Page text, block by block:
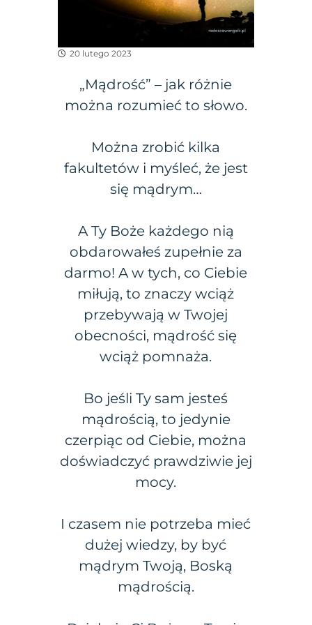
20 lutego 2023
„Mądrość” – jak różnie
można rozumieć to słowo.
Można zrobić kilka
fakultetów i myśleć, że jest
się mądrym…
A Ty Boże każdego nią
obdarowałeś zupełnie za
darmo! A w tych, co Ciebie
miłują, to znaczy wciąż
przebywają w Twojej
obecności, mądrość się
wciąż pomnaża.
Bo jeśli Ty sam jesteś
mądrością, to jedynie
czerpiąc od Ciebie, można
doświadczyć prawdziwie jej
mocy.
I czasem nie potrzeba mieć
dużej wiedzy, by być
mądrym Twoją, Boską
mądrością.